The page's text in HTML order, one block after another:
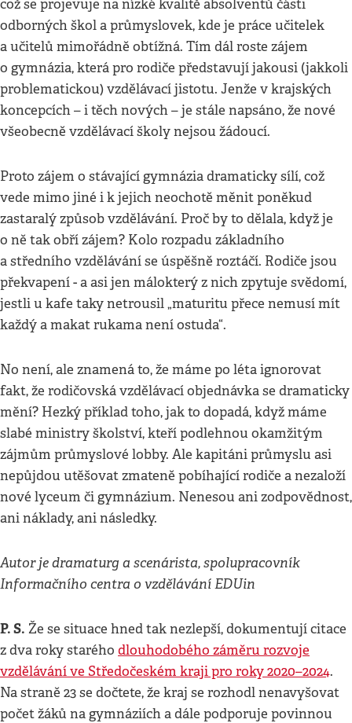
což se projevuje na nízké kvalitě absolventů části
odborných škol a průmyslovek, kde je práce učitelek
a učitelů mimořádně obtížná. Tím dál roste zájem
o gymnázia, která pro rodiče představují jakousi (jakkoli
problematickou) vzdělávací jistotu. Jenže v krajských
koncepcích – i těch nových – je stále napsáno, že nové
všeobecně vzdělávací školy nejsou žádoucí.
Proto zájem o stávající gymnázia dramaticky sílí, což
vede mimo jiné i k jejich neochotě měnit poněkud
zastaralý způsob vzdělávání. Proč by to dělala, když je
o ně tak obří zájem? Kolo rozpadu základního
a středního vzdělávání se úspěšně roztáčí. Rodiče jsou
překvapení - a asi jen málokterý z nich zpytuje svědomí,
jestli u kafe taky netrousil „maturitu přece nemusí mít
každý a makat rukama není ostuda“.
No není, ale znamená to, že máme po léta ignorovat
fakt, že rodičovská vzdělávací objednávka se dramaticky
mění? Hezký příklad toho, jak to dopadá, když máme
slabé ministry školství, kteří podlehnou okamžitým
zájmům průmyslové lobby. Ale kapitáni průmyslu asi
nepůjdou utěšovat zmateně pobíhající rodiče a nezaloží
nové lyceum či gymnázium. Nenesou ani zodpovědnost,
ani náklady, ani následky.
Autor je dramaturg a scenárista, spolupracovník
Informačního centra o vzdělávání EDUin
P. S. Že se situace hned tak nezlepší, dokumentují citace
z dva roky starého dlouhodobého záměru rozvoje
vzdělávání ve Středočeském kraji pro roky 2020–2024.
Na straně 23 se dočtete, že kraj se rozhodl nenavyšovat
počet žáků na gymnáziích a dále podporuje povinnou